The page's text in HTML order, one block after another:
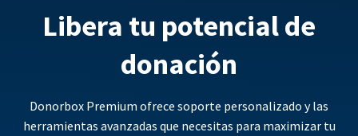
Libera tu potencial de
donación
Donorbox Premium ofrece soporte personalizado y las
herramientas avanzadas que necesitas para maximizar tu